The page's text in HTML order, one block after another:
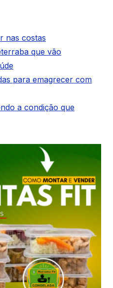
nas costas
que vão
para emagrecer com
a condição que